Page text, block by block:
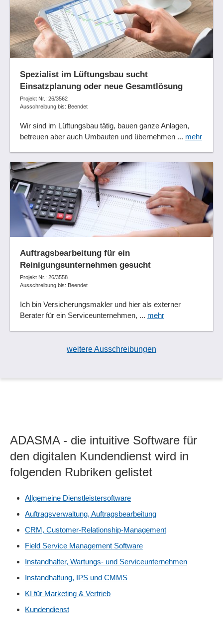
Spezialist im Lüftungsbau sucht
Einsatzplanung oder neue Gesamtlösung
Projekt Nr.: 26/3562
Ausschreibung bis: Beendet
Wir sind im Lüftungsbau tätig, bauen ganze Anlagen,
betreuen aber auch Umbauten und übernehmen ... mehr
Auftragsbearbeitung für ein
Reinigungsunternehmen gesucht
Projekt Nr.: 26/3558
Ausschreibung bis: Beendet
Ich bin Versicherungsmakler und hier als externer
Berater für ein Serviceunternehmen, ... mehr
weitere Ausschreibungen
ADASMA - die intuitive Software für
den digitalen Kundendienst wird in
folgenden Rubriken gelistet
Allgemeine Dienstleistersoftware
Auftragsverwaltung, Auftragsbearbeitung
CRM, Customer-Relationship-Management
Field Service Management Software
Instandhalter, Wartungs- und Serviceunternehmen
Instandhaltung, IPS und CMMS
KI für Marketing & Vertrieb
Kundendienst